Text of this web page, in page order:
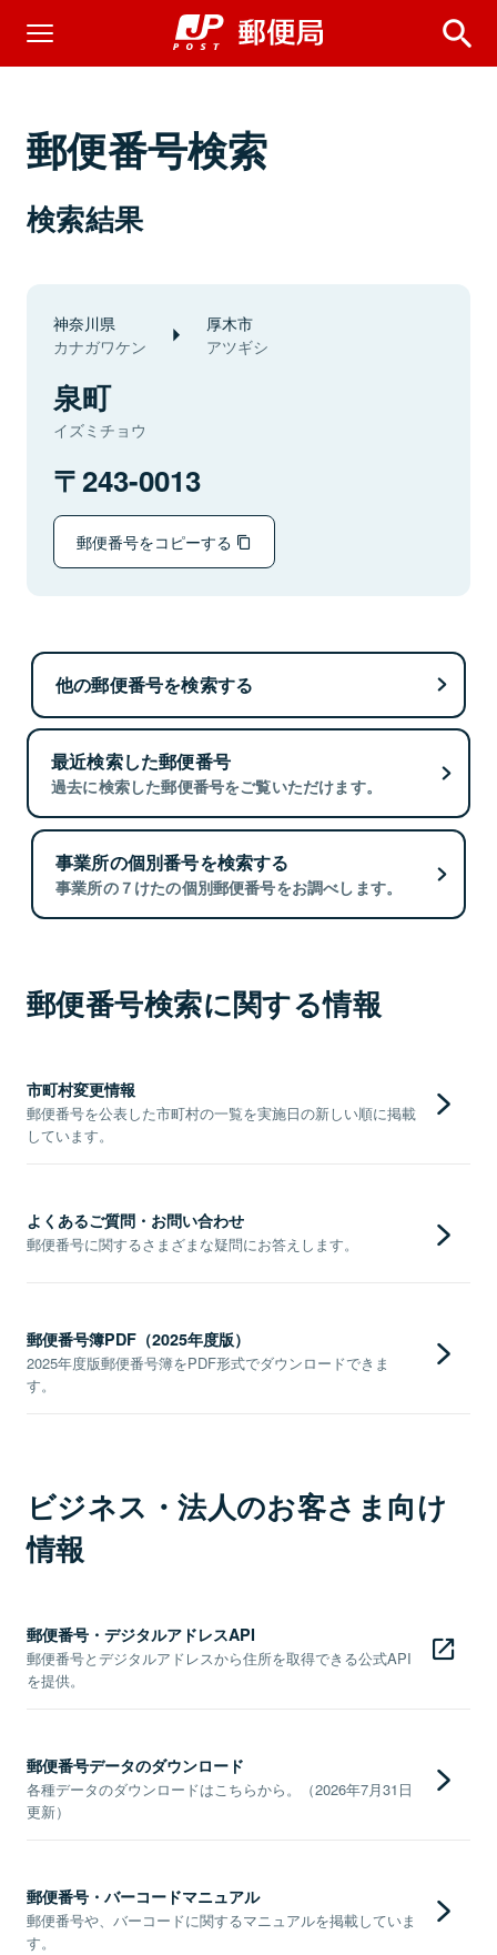
郵便番号検索
検索結果
神奈川県
カナガワケン
厚木市
アツギシ
泉町
イズミチョウ
243-0013
郵便番号をコピーする
他の郵便番号を検索する
最近検索した郵便番号
過去に検索した郵便番号をご覧いただけます。
事業所の個別番号を検索する
事業所の７けたの個別郵便番号をお調べします。
郵便番号検索に関する情報
市町村変更情報
郵便番号を公表した市町村の一覧を実施日の新しい順に掲載
しています。
よくあるご質問・お問い合わせ
郵便番号に関するさまざまな疑問にお答えします。
郵便番号簿PDF（2025年度版）
2025年度版郵便番号簿をPDF形式でダウンロードできま
す。
ビジネス・法人のお客さま向け
情報
郵便番号・デジタルアドレスAPI
郵便番号とデジタルアドレスから住所を取得できる公式API
を提供。
郵便番号データのダウンロード
各種データのダウンロードはこちらから。（2026年7月31日
更新）
郵便番号・バーコードマニュアル
郵便番号や、バーコードに関するマニュアルを掲載していま
す。